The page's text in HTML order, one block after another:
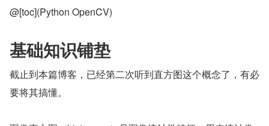
@[toc](Python OpenCV)
基础知识铺垫
截止到本篇博客，已经第二次听到直方图这个概念了，有必
要将其搞懂。